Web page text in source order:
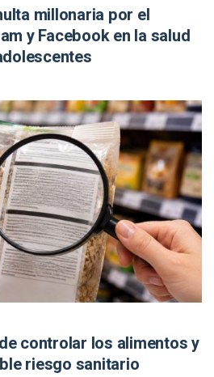
millonaria por el
y Facebook en la salud
controlar los alimentos y
riesgo sanitario